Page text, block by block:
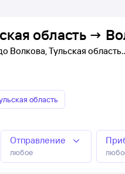
область →
Волкова, Тульская область
область
Отправление
любое